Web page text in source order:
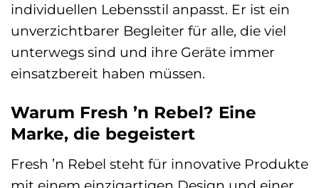
individuellen Lebensstil anpasst. Er ist ein
unverzichtbarer Begleiter für alle, die viel
unterwegs sind und ihre Geräte immer
einsatzbereit haben müssen.
Warum Fresh ’n Rebel? Eine
Marke, die begeistert
Fresh ’n Rebel steht für innovative Produkte